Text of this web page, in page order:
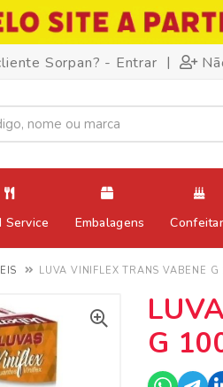
Sorpan? - Entrar |
Service Embalagens
LUVA VINIFLEX TRANS VABENE G
G